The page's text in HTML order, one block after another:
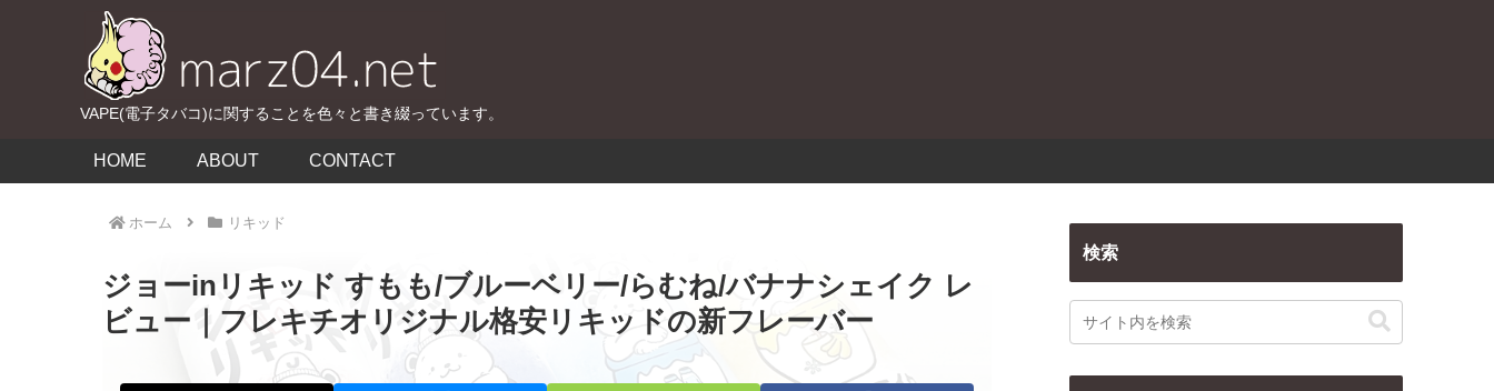
VAPE(電子タバコ)に関することを色々と書き綴っています。
HOME ABOUT CONTACT
ホーム リキッド
ジョーinリキッド すもも/ブルーベリー/らむね/バナナシェイク レ
ビュー｜フレキチオリジナル格安リキッドの新フレーバー
検索